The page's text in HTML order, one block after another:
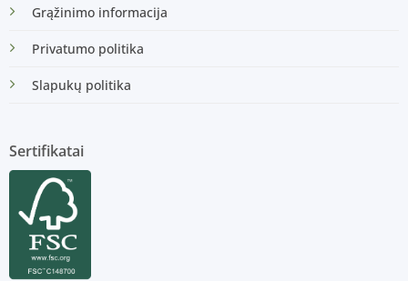
Grąžinimo informacija
Privatumo politika
Slapukų politika
Sertifikatai